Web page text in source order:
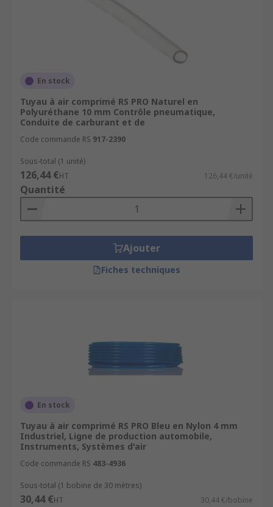
En stock
Tuyau à air comprimé RS PRO Naturel en
Polyuréthane 10 mm Contrôle pneumatique,
Conduite de carburant et de
Code commande RS 917-2390
Sous-total (1 unité)
126,44 €HT 126,44 €/unité
Quantité
Ajouter
Fiches techniques
En stock
Tuyau à air comprimé RS PRO Bleu en Nylon 4 mm
Industriel, Ligne de production automobile,
Instruments, Systèmes d'air
Code commande RS 483-4936
Sous-total (1 bobine de 30 mètres)
30,44 €HT 30,44 €/bobine